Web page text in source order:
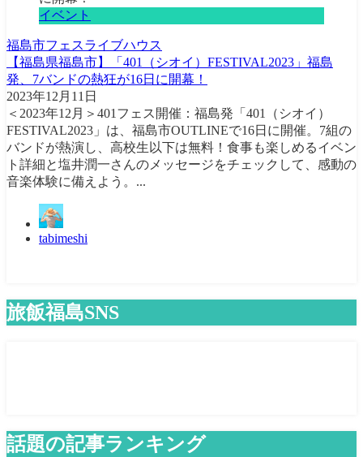
イベント
福島市フェスライブハウス
【福島県福島市】「401（シオイ）FESTIVAL2023」福島
発、7バンドの熱狂が16日に開幕！
2023年12月11日
＜2023年12月＞401フェス開催：福島発「401（シオイ）
FESTIVAL2023」は、福島市OUTLINEで16日に開催。7組の
バンドが熱演し、高校生以下は無料！食事も楽しめるイベン
ト詳細と塩井潤一さんのメッセージをチェックして、感動の
音楽体験に備えよう。...
tabimeshi
旅飯福島SNS
話題の記事ランキング